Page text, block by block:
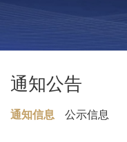
通知公告
通知信息 公示信息